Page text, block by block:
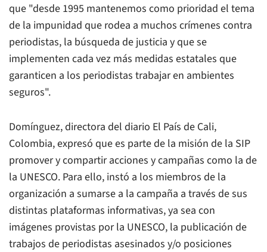
que "desde 1995 mantenemos como prioridad el tema
de la impunidad que rodea a muchos crímenes contra
periodistas, la búsqueda de justicia y que se
implementen cada vez más medidas estatales que
garanticen a los periodistas trabajar en ambientes
seguros".
Domínguez, directora del diario El País de Cali,
Colombia, expresó que es parte de la misión de la SIP
promover y compartir acciones y campañas como la de
la UNESCO. Para ello, instó a los miembros de la
organización a sumarse a la campaña a través de sus
distintas plataformas informativas, ya sea con
imágenes provistas por la UNESCO, la publicación de
trabajos de periodistas asesinados y/o posiciones